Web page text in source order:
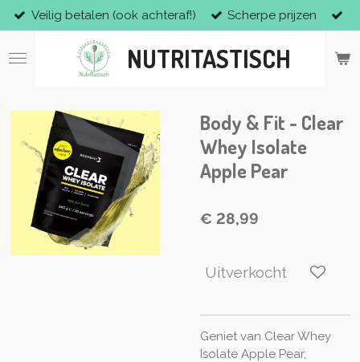
Ga
direct
naar
NUTRITASTISCH
Veilig betalen (ook achteraf!) Scherpe prijzen
Body & Fit - Clear
Whey Isolate
Apple Pear
€ 28,99
Uitverkocht
Geniet van Clear Whey
Isolate Apple Pear,